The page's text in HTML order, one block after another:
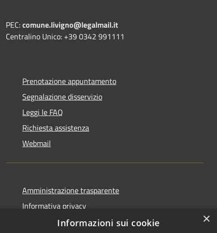
PEC:comune.livigno@legalmail.it
Centralino Unico: +39 0342 991111
Prenotazione appuntamento
Segnalazione disservizio
Leggi le FAQ
Richiesta assistenza
Webmail
Amministrazione trasparente
Informativa privacy
×
Informazioni sui cookie